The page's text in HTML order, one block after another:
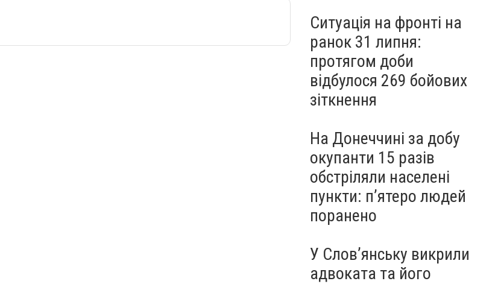
Ситуація на фронті на
ранок 31 липня:
протягом доби
відбулося 269 бойових
зіткнення
На Донеччині за добу
окупанти 15 разів
обстріляли населені
пункти: пʼятеро людей
поранено
У Слов’янську викрили
адвоката та його